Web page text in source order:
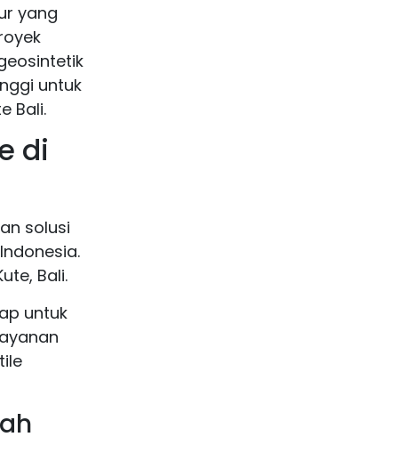
yang
untuk
Bali.
di
solusi
Bali.
untuk